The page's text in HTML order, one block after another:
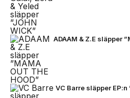
ADAAM & Z.E släpper
VC Barre släpper EP:n